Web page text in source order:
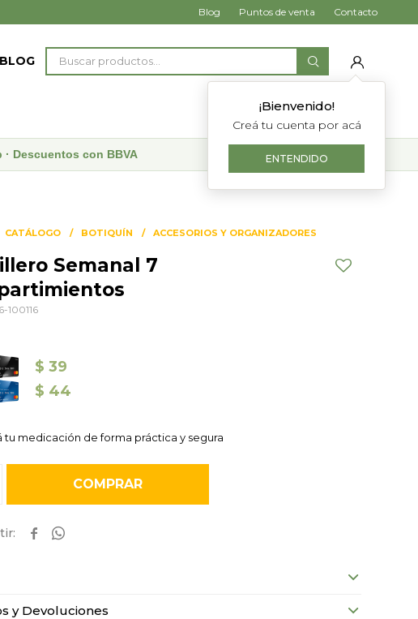
BLOG
¡Bienvenido!
Creá tu cuenta por acá
ENTENDIDO
Blog Puntos de venta Contacto
Descuentos con BBVA
CATÁLOGO BOTIQUÍN ACCESORIOS Y ORGANIZADORES
Semanal 7
100116
$ 39
$ 44
tu medicación de forma práctica y segura
COMPRAR
 
y Devoluciones